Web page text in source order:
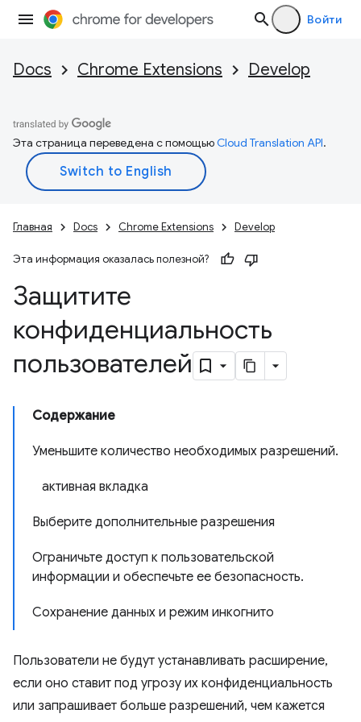
Войти
Docs Chrome Extensions Develop
Эта страница переведена с помощьюCloud Translation API.
Главная Docs Chrome Extensions Develop
Эта информация оказалась полезной?
Защитите
конфиденциальность
пользователей
Содержание
Уменьшите количество необходимых разрешений.
активная вкладка
Выберите дополнительные разрешения
Ограничьте доступ к пользовательской
информации и обеспечьте ее безопасность.
Сохранение данных и режим инкогнито
Пользователи не будут устанавливать расширение,
если оно ставит под угрозу их конфиденциальность
или запрашивает больше разрешений, чем кажется